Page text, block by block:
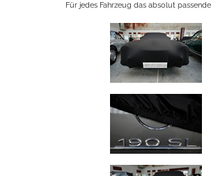
Für jedes Fahrzeug das absolut